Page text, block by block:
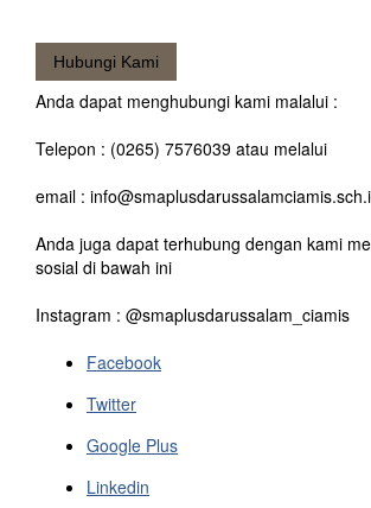
Hubungi Kami
Anda dapat menghubungi kami malalui :
Telepon : (0265) 7576039 atau melalui
email :
Anda juga dapat terhubung dengan kami
sosial di bawah ini
Instagram : @smaplusdarussalam_ciamis
Facebook
Twitter
Google Plus
Linkedin